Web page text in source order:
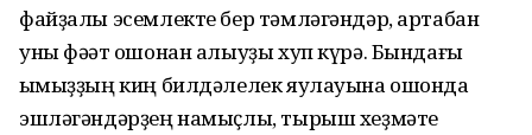
файҙалы эсемлекте бер тәмләгәндәр, артабан
уны фәҡәт ошонан алыуҙы хуп күрә. Бындағы
ҡымыҙҙың киң билдәлелек яулауына ошонда
эшләгәндәрҙең намыҫлы, тырыш хеҙмәте